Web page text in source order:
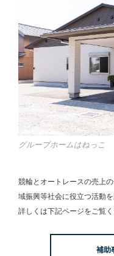
グループホームはねっこ
競輪とオートレースの売上の
域振興等社会に役立つ活動を
詳しくは下記ページをご覧く
補助